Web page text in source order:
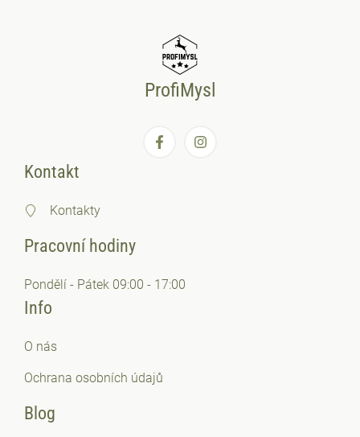
ProfiMysl
Kontakt
Kontakty
Pracovní hodiny
Pondělí - Pátek 09:00 - 17:00
Info
O nás
Ochrana osobních údajů
Blog